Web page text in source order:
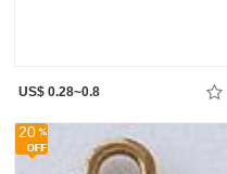
US$ 0.28~0.8
20